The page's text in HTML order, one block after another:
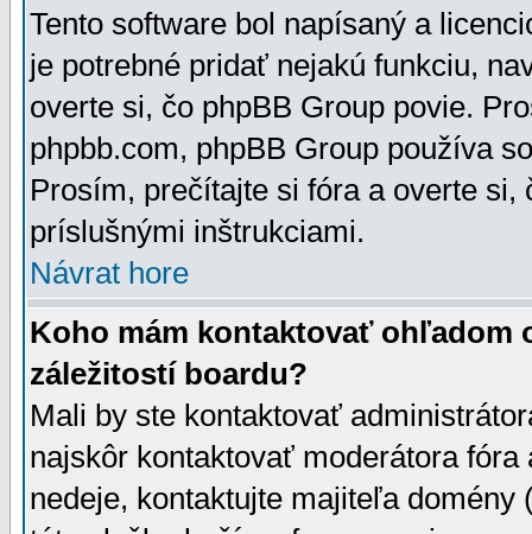
Tento software bol napísaný a
je potrebné pridať nejakú funkciu,
overte si, čo phpBB Group povie.
phpbb.com, phpBB Group používa
Prosím, prečítajte si fóra a overte
príslušnými inštrukciami.
Návrat hore
Koho mám kontaktovať ohľadom
záležitostí boardu?
Mali by ste kontaktovať
najskôr kontaktovať moderátora
nedeje, kontaktujte majiteľa